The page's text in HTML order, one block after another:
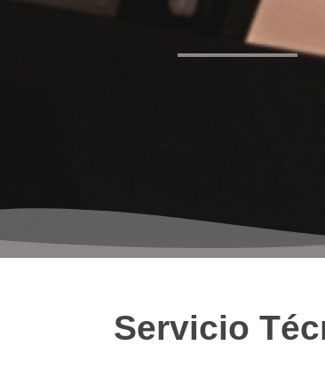
Servicio